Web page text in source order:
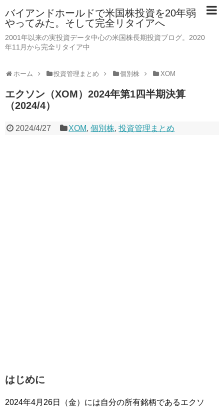
バイアンドホールドで米国株投資を20年弱
やってみた。そして完全リタイアへ
2001年以来の実投資データ中心の米国株長期投資ブログ。2020
年11月から完全リタイア中
ホーム 投資管理まとめ 個別株 XOM
エクソン（XOM）2024年第1四半期決算
（2024/4）
2024/4/27 XOM,個別株,投資管理まとめ
はじめに
2024年4月26日（金）には自分の所有銘柄であるエクソ